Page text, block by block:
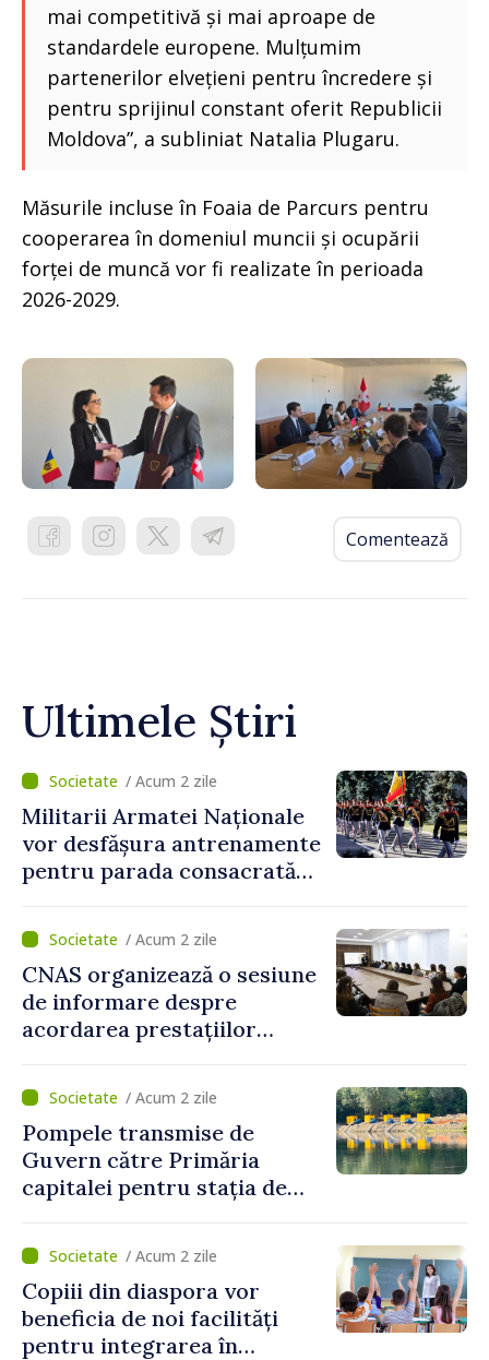
mai competitivă și mai aproape de
standardele europene. Mulțumim
partenerilor elvețieni pentru încredere și
pentru sprijinul constant oferit Republicii
Moldova”, a subliniat Natalia Plugaru.
Măsurile incluse în Foaia de Parcurs pentru
cooperarea în domeniul muncii și ocupării
forței de muncă vor fi realizate în perioada
2026-2029.
Comentează
Ultimele Știri
/ Acum 2 zile
Militarii Armatei Naționale
vor desfășura antrenamente
pentru parada consacrată
/ Acum 2 zile
CNAS organizează o sesiune
de informare despre
acordarea prestațiilor
electronice. Cetățenii,
invitați să se înscrie la
eveniment
/ Acum 2 zile
Pompele transmise de
Guvern către Primăria
capitalei pentru stația de
lui Vodă au fost instalate și
puse în funcțiune
/ Acum 2 zile
Copiii din diaspora vor
beneficia de noi facilități
pentru integrarea în